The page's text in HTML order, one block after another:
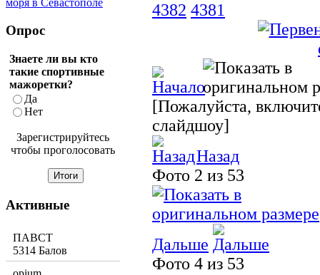
4382 4381
[Пожалуйста,
слайдшоу]
Назад
Фото 2 из 53
Дальше
Фото 4 из 53
Опрос
Знаете ли вы кто
такие спортивные
мажоретки?
Да
Нет
Зарегистрируйтесь
чтобы проголосовать
Активные
ПАВСТ
5314 Балов